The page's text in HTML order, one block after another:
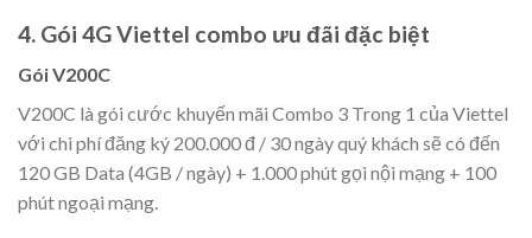
4. Gói 4G Viettel combo ưu đãi đặc biệt
Gói V200C
V200C là gói cước khuyến mãi Combo 3 Trong 1 của Viettel
với chi phí đăng ký 200.000 đ / 30 ngày quý khách sẽ có đến
120 GB Data (4GB / ngày) + 1.000 phút gọi nội mạng + 100
phút ngoại mạng.